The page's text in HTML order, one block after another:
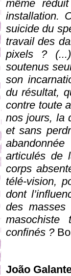
même
installation.
suicide du
travail des
pixels ?
soutenus
son
du résultat,
contre toute
nos jours, la
et sans
articulés de
corps
télé-vision,
dont
des
confinés ?
João